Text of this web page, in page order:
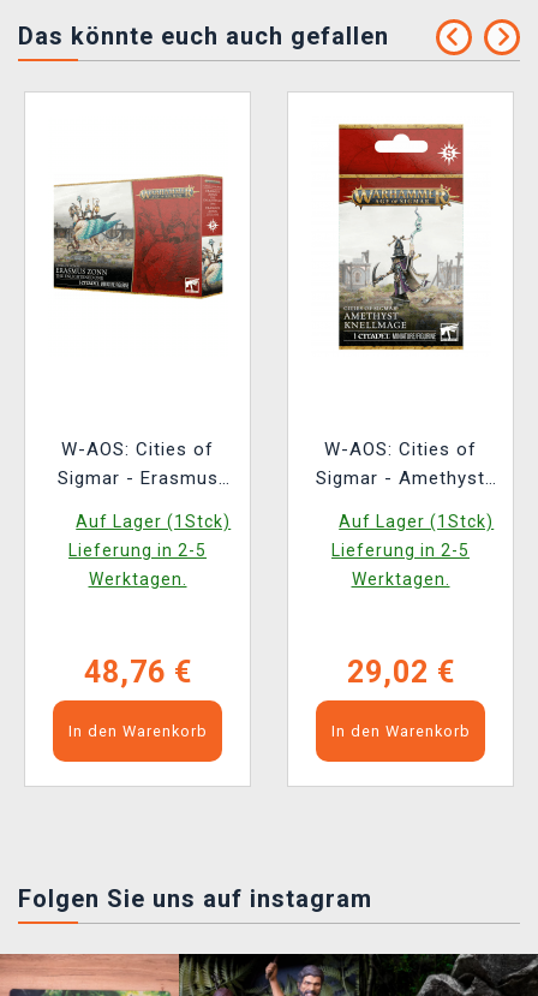
Das könnte euch auch gefallen
W-AOS: Cities of
Sigmar - Erasmus
Englightened One (1
Figur)
Auf Lager (1Stck)
Lieferung in 2-5
Werktagen.
48,76 €
In den Warenkorb
W-AOS: Cities of
Sigmar - Amethyst
Auf Lager (1Stck)
Lieferung in 2-5
Werktagen.
29,02 €
In den Warenkorb
Folgen Sie uns auf instagram